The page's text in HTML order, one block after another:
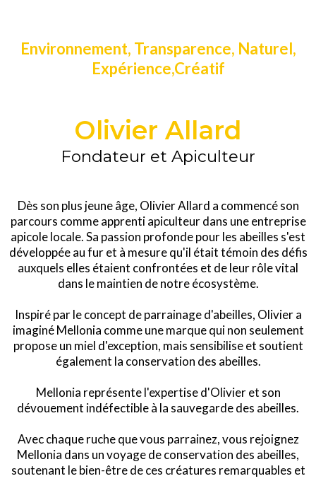
Environnement, Transparence, Naturel,
Expérience,Créatif
Olivier Allard
Fondateur et Apiculteur
Dès son plus jeune âge, Olivier Allard a commencé son
parcours comme apprenti apiculteur dans une entreprise
apicole locale. Sa passion profonde pour les abeilles s'est
développée au fur et à mesure qu'il était témoin des défis
auxquels elles étaient confrontées et de leur rôle vital
dans le maintien de notre écosystème.
Inspiré par le concept de parrainage d'abeilles, Olivier a
imaginé Mellonia comme une marque qui non seulement
propose un miel d'exception, mais sensibilise et soutient
également la conservation des abeilles.
Mellonia représente l'expertise d'Olivier et son
dévouement indéfectible à la sauvegarde des abeilles.
Avec chaque ruche que vous parrainez, vous rejoignez
Mellonia dans un voyage de conservation des abeilles,
soutenant le bien-être de ces créatures remarquables et